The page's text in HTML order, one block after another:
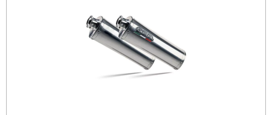
entsprechende Zubehör. Dual homologated slip-on
exhaust including removable db killers and link
pipesZulassung: YesLieferzeit: ca. 14 Tage